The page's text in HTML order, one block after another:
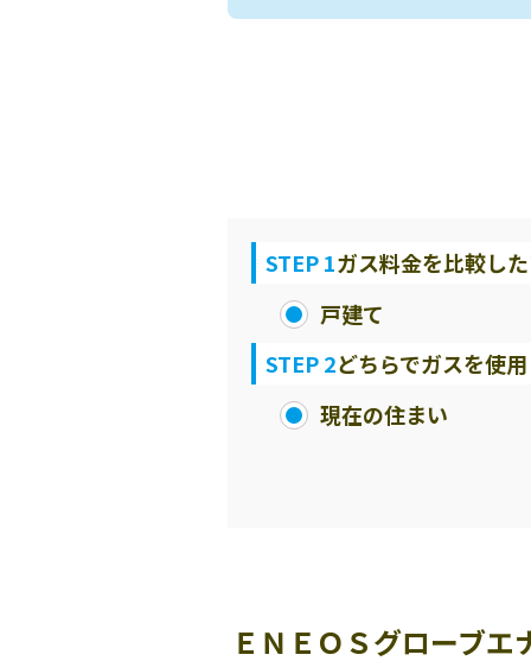
STEP 1ガス料金を比較し
戸建て
STEP 2どちらでガスを使
現在の住まい
ＥＮＥＯＳグローブ